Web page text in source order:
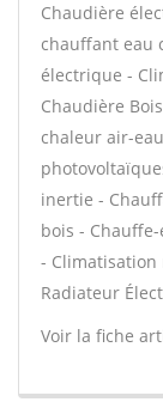
Chaudière
chauffant eau
électrique -
Chaudière
chaleur air-
inertie -
bois -
- Climatisation
Radiateur
Voir la fiche